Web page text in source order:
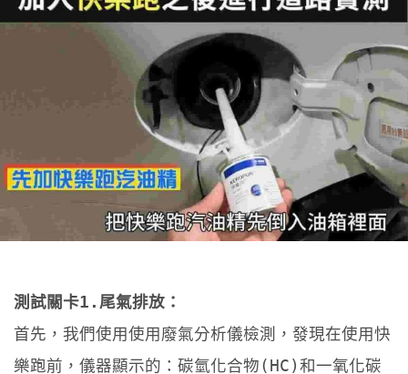
測試關卡1.尾氣排放：
首先，我們使用使用廢氣分析儀檢測，發現在使用快
樂跑前，儀器顯示的：碳氫化合物(HC)和一氧化碳